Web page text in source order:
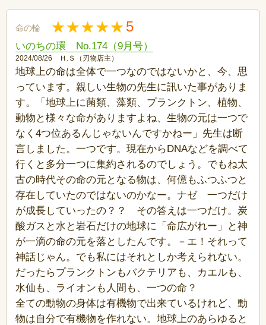
命の輪 5
いのちの環 No.174（9月号）
2024/08/26 Ｈ.Ｓ（刃物店主）
地球上の命は全体で一つなのではないかと、今、思
っています。親しい生物の先生に訊いた事がありま
す。「地球上に菌類、藻類、プランクトン、植物、
動物と様々な命がありますよね、生物の元は一つで
なく4つ位あるんじゃないんですかねー」先生は断
言しました。一つです。現在からDNAなどを調べて
行くと多分一つに集約されるのでしょう。でもね太
古の時代その命の元となる物は、何億もふつふつと
存在していたのではないのかなー。ナゼ 一つだけ
が成長していったの？？ その答えは一つだけ。炭
酸ガスと水と岩石だけの地球に「命広がれー」と神
が一滴の命の元を落としたんです。－エ！それって
神話じゃん。でも私にはそれとしか考えられない。
だったらプランクトンもバクテリアも、カエルも、
水仙も、ライオンも人間も、一つの命？
全ての動物の身体は有機物で出来ているけれど、動
物は自分で有機物を作れない。地球上のあらゆると